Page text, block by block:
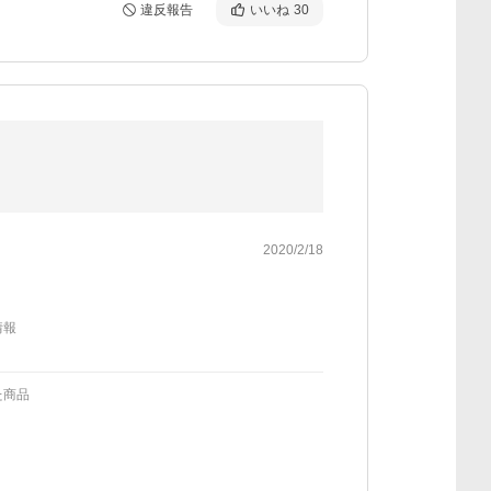
違反報告 いいね 30
2020/2/18
報
品